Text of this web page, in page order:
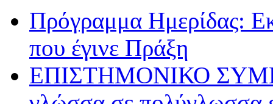
Πρόγραμμα Ημερίδας:
που έγινε Πράξη
ΕΠΙΣΤΗΜΟΝΙΚΟ